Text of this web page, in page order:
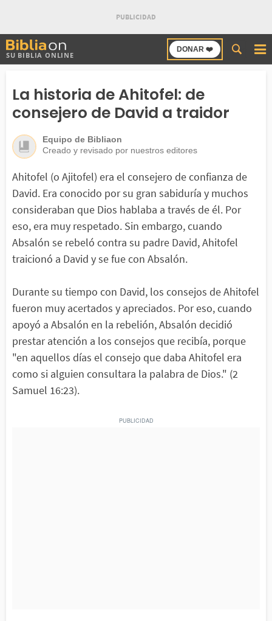
SU BIBLIA ONLINE
DONAR ❤️
Buscar
en
La historia de Ahitofel: de
consejero de David a traidor
Equipo de Bibliaon
Creado y revisado por nuestros editores
Ahitofel (o Ajitofel) era el consejero de confianza de
David. Era conocido por su gran sabiduría y muchos
consideraban que Dios hablaba a través de él. Por
eso, era muy respetado. Sin embargo, cuando
Absalón se rebeló contra su padre David, Ahitofel
traicionó a David y se fue con Absalón.
Durante su tiempo con David, los consejos de Ahitofel
fueron muy acertados y apreciados. Por eso, cuando
apoyó a Absalón en la rebelión, Absalón decidió
prestar atención a los consejos que recibía, porque
"en aquellos días el consejo que daba Ahitofel era
como si alguien consultara la palabra de Dios." (2
Samuel 16:23).